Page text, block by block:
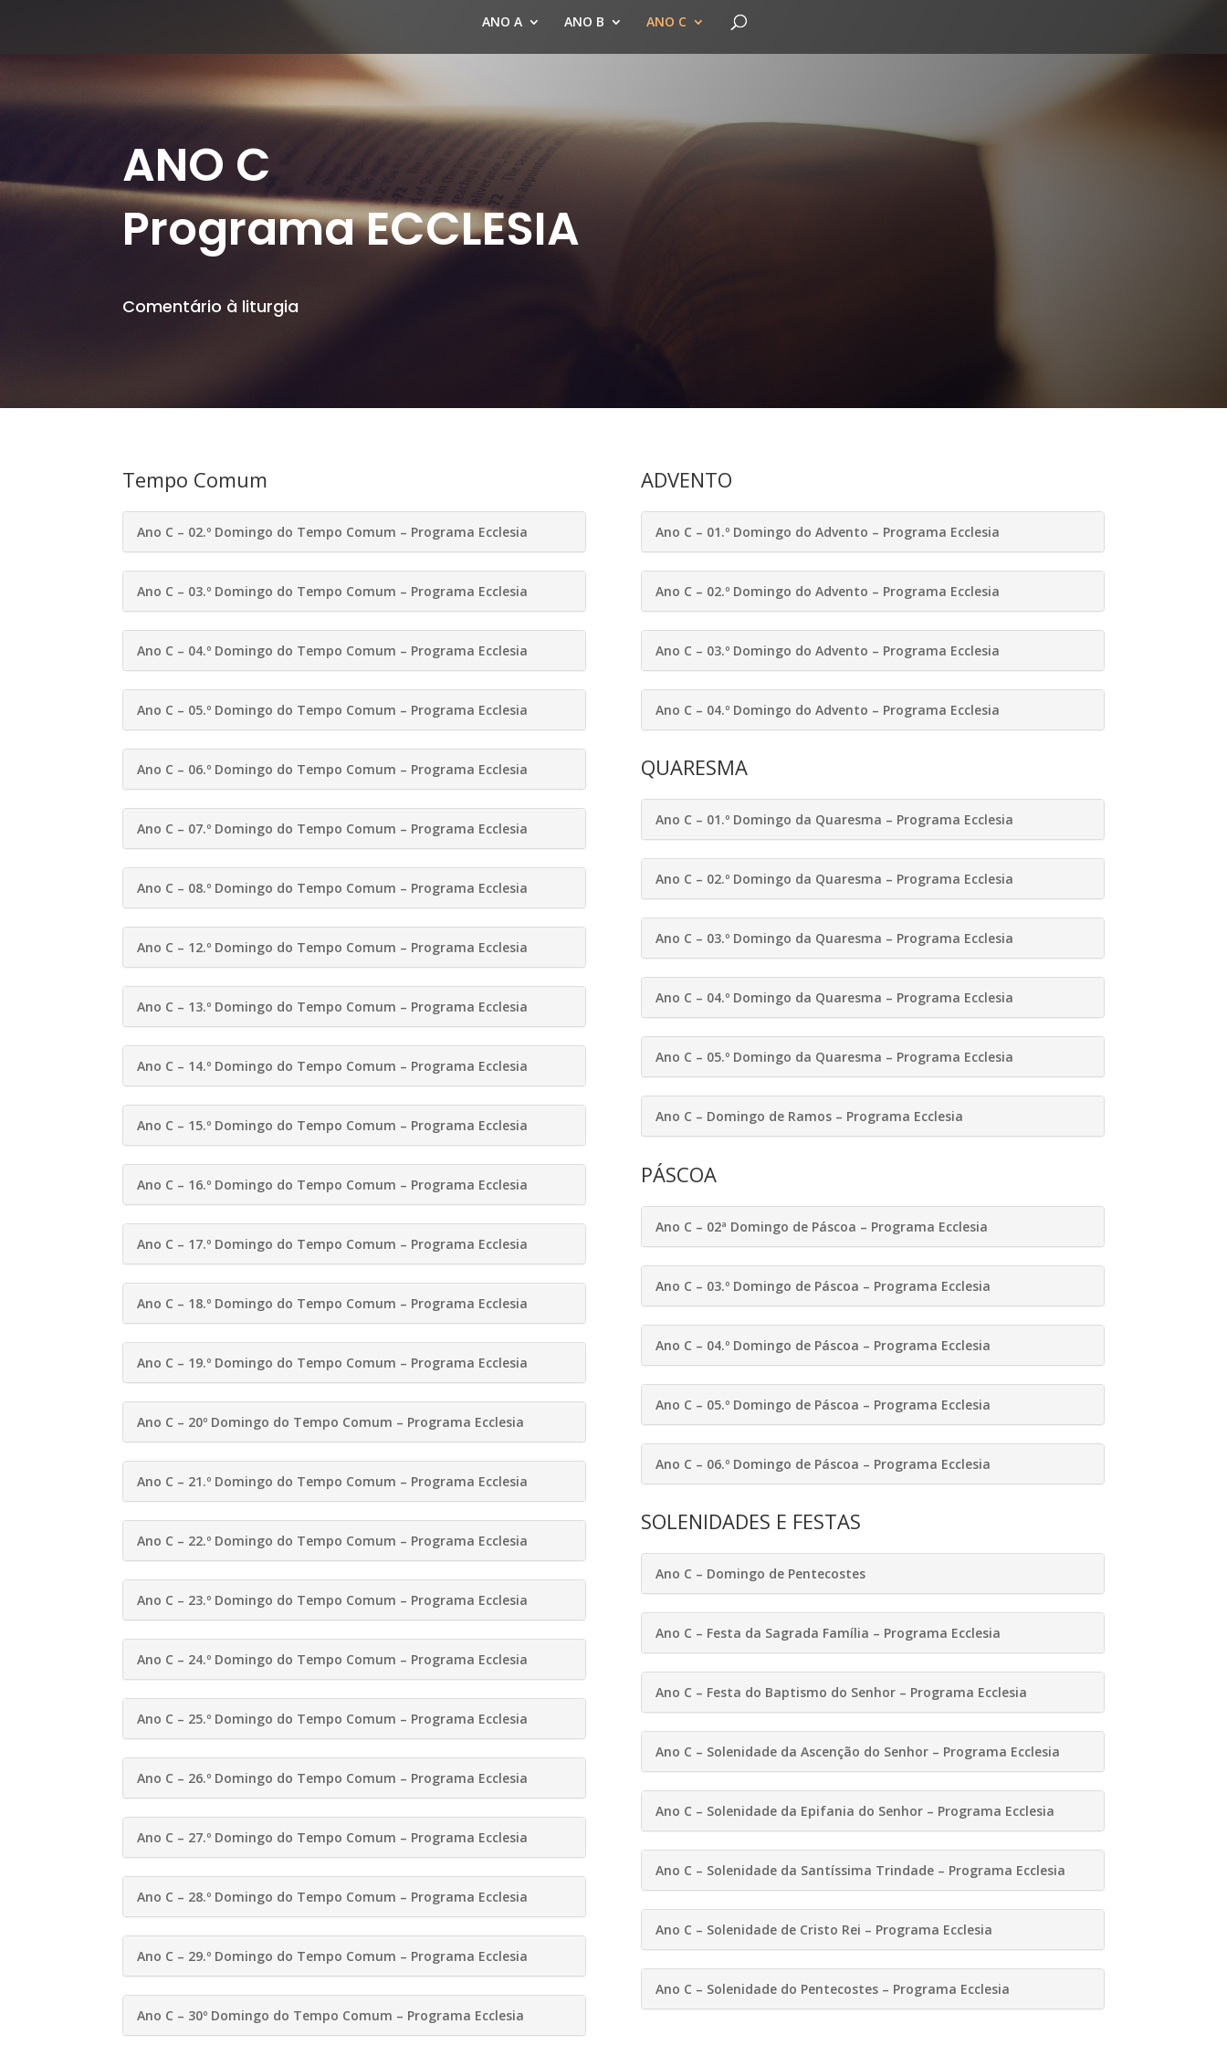
ANO A ANO B ANO C
ANO C
Programa ECCLESIA
Comentário à liturgia
Tempo Comum
Ano C – 02.º Domingo do Tempo Comum – Programa Ecclesia
Ano C – 03.º Domingo do Tempo Comum – Programa Ecclesia
Ano C – 04.º Domingo do Tempo Comum – Programa Ecclesia
Ano C – 05.º Domingo do Tempo Comum – Programa Ecclesia
Ano C – 06.º Domingo do Tempo Comum – Programa Ecclesia
Ano C – 07.º Domingo do Tempo Comum – Programa Ecclesia
Ano C – 08.º Domingo do Tempo Comum – Programa Ecclesia
Ano C – 12.º Domingo do Tempo Comum – Programa Ecclesia
Ano C – 13.º Domingo do Tempo Comum – Programa Ecclesia
Ano C – 14.º Domingo do Tempo Comum – Programa Ecclesia
Ano C – 15.º Domingo do Tempo Comum – Programa Ecclesia
Ano C – 16.º Domingo do Tempo Comum – Programa Ecclesia
Ano C – 17.º Domingo do Tempo Comum – Programa Ecclesia
Ano C – 18.º Domingo do Tempo Comum – Programa Ecclesia
Ano C – 19.º Domingo do Tempo Comum – Programa Ecclesia
Ano C – 20º Domingo do Tempo Comum – Programa Ecclesia
Ano C – 21.º Domingo do Tempo Comum – Programa Ecclesia
Ano C – 22.º Domingo do Tempo Comum – Programa Ecclesia
Ano C – 23.º Domingo do Tempo Comum – Programa Ecclesia
Ano C – 24.º Domingo do Tempo Comum – Programa Ecclesia
Ano C – 25.º Domingo do Tempo Comum – Programa Ecclesia
Ano C – 26.º Domingo do Tempo Comum – Programa Ecclesia
Ano C – 27.º Domingo do Tempo Comum – Programa Ecclesia
Ano C – 28.º Domingo do Tempo Comum – Programa Ecclesia
Ano C – 29.º Domingo do Tempo Comum – Programa Ecclesia
Ano C – 30º Domingo do Tempo Comum – Programa Ecclesia
ADVENTO
Ano C – 01.º Domingo do Advento – Programa Ecclesia
Ano C – 02.º Domingo do Advento – Programa Ecclesia
Ano C – 03.º Domingo do Advento – Programa Ecclesia
Ano C – 04.º Domingo do Advento – Programa Ecclesia
QUARESMA
Ano C – 01.º Domingo da Quaresma – Programa Ecclesia
Ano C – 02.º Domingo da Quaresma – Programa Ecclesia
Ano C – 03.º Domingo da Quaresma – Programa Ecclesia
Ano C – 04.º Domingo da Quaresma – Programa Ecclesia
Ano C – 05.º Domingo da Quaresma – Programa Ecclesia
Ano C – Domingo de Ramos – Programa Ecclesia
PÁSCOA
Ano C – 02ª Domingo de Páscoa – Programa Ecclesia
Ano C – 03.º Domingo de Páscoa – Programa Ecclesia
Ano C – 04.º Domingo de Páscoa – Programa Ecclesia
Ano C – 05.º Domingo de Páscoa – Programa Ecclesia
Ano C – 06.º Domingo de Páscoa – Programa Ecclesia
SOLENIDADES E FESTAS
Ano C – Domingo de Pentecostes
Ano C – Festa da Sagrada Família – Programa Ecclesia
Ano C – Festa do Baptismo do Senhor – Programa Ecclesia
Ano C – Solenidade da Ascenção do Senhor – Programa Ecclesia
Ano C – Solenidade da Epifania do Senhor – Programa Ecclesia
Ano C – Solenidade da Santíssima Trindade – Programa Ecclesia
Ano C – Solenidade de Cristo Rei – Programa Ecclesia
Ano C – Solenidade do Pentecostes – Programa Ecclesia